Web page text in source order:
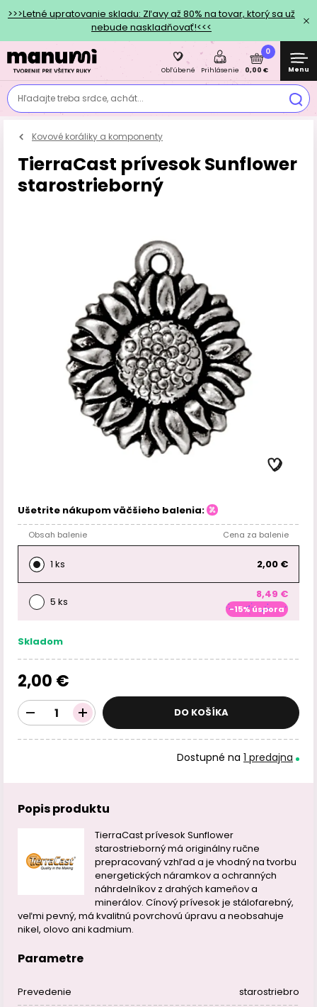
>>>Letné upratovanie skladu: Zľavy až 80% na tovar, ktorý sa už
nebude naskladňovať!<<<
Hľadajte treba srdce, achát...
Obľúbené Prihlásenie
0
0,00 € Menu
Kovové koráliky a komponenty
TierraCast prívesok Sunflower
starostrieborný
Ušetrite nákupom väčšieho balenia:
Obsah balenie Cena za balenie
1 ks 2,00 €
5 ks
8,49 €
-15% úspora
Skladom
2,00 €
DO KOŠÍKA
Dostupné na 1 predajna
Popis produktu
TierraCast prívesok Sunflower
starostrieborný má originálny ručne
prepracovaný vzhľad a je vhodný na tvorbu
energetických náramkov a ochranných
náhrdelníkov z drahých kameňov a
minerálov. Cínový prívesok je stálofarebný,
veľmi pevný, má kvalitnú povrchovú úpravu a neobsahuje
nikel, olovo ani kadmium.
Parametre
Prevedenie starostriebro